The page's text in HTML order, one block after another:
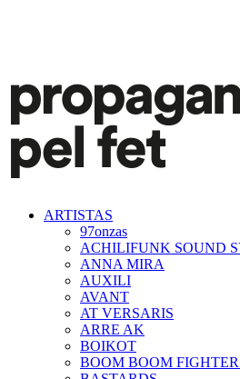
ARTISTAS
97onzas
ACHILIFUNK SOUND
ANNA MIRA
AUXILI
AVANT
AT VERSARIS
ARRE AK
BOIKOT
BOOM BOOM